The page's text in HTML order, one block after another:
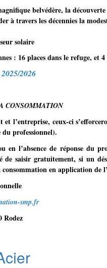
belvédère, la
à travers les décennies la
solaire
: 16 places dans le refuge, et 4
2026
CONSOMMATION
l’entreprise, ceux-ci
professionnel).
en l’absence de réponse du
de saisir gratuitement, si un
en application de
smp.fr
Rodez